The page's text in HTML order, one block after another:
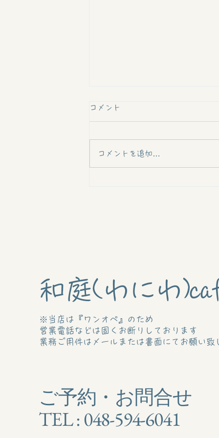
コメント
コメントを追加…
和庭(わにわ
※当店は『ワンオペ』のため
営業電話などは固くお断りしております
業務ご用件はメールまたは書面にてお願い致
ご予約・お問合せ
TEL : 048-594-6041